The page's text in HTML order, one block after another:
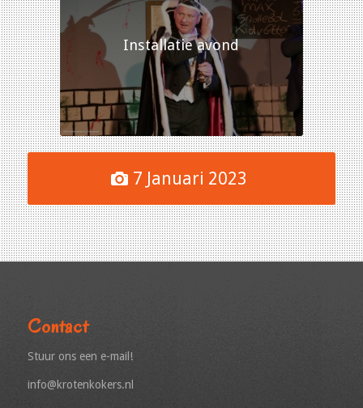
Installatie avond
7 Januari 2023
Contact
Stuur ons een e-mail!
info@krotenkokers.nl